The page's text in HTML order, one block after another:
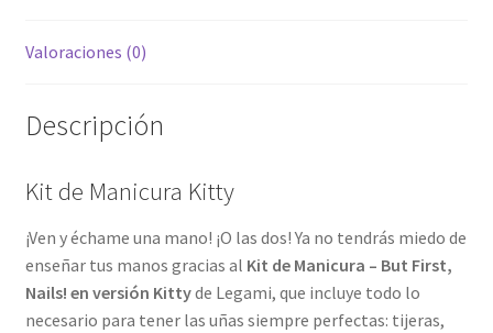
Valoraciones (0)
Descripción
Kit de Manicura Kitty
¡Ven y échame una mano! ¡O las dos! Ya no tendrás miedo de
enseñar tus manos gracias al Kit de Manicura – But First,
Nails! en versión Kittyde Legami, que incluye todo lo
necesario para tener las uñas siempre perfectas: tijeras,